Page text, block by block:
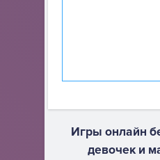
Игры онлайн
девочек и